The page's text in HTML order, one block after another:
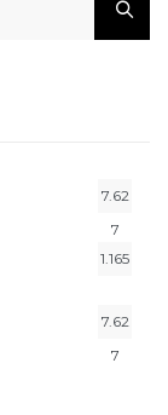
7.62
7
1.165
7.62
7